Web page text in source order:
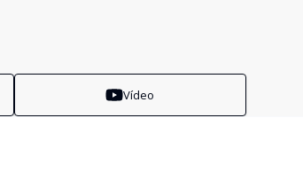
Vídeo